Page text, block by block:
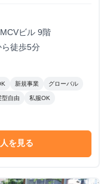
ビル 9階
徒歩5分
新規事業 グローバル
型自由 私服OK
を見る